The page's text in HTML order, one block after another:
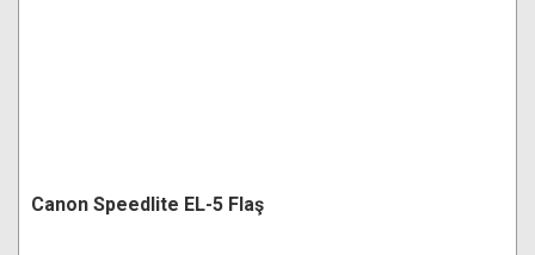
Canon Speedlite EL-5 Flaş